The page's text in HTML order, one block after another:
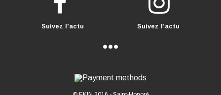
Suivez l’actu Suivez l’actu